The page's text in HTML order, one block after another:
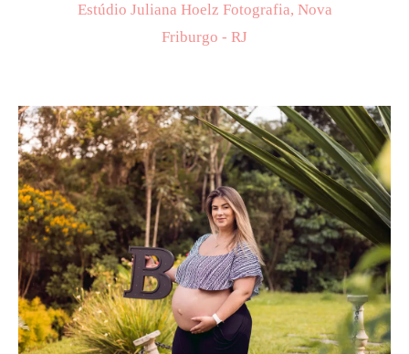
Estúdio Juliana Hoelz Fotografia, Nova
Friburgo - RJ